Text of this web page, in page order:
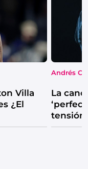
Villa
¿El
Andrés
La
tensión
catarsis